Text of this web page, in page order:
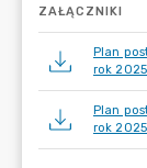
ZAŁĄCZNIKI
Plan
rok
Plan
rok